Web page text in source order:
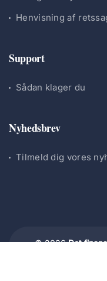
Henvisning af
Support
Sådan klager du
Nyhedsbrev
Tilmeld dig vores
© 2026Det